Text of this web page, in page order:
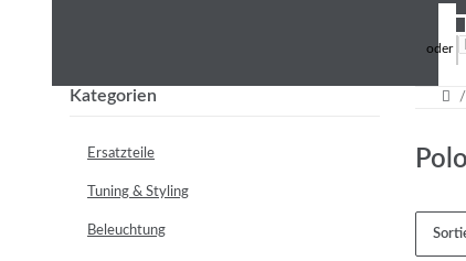
Kategorien
Ersatzteile
Tuning & Styling
Beleuchtung